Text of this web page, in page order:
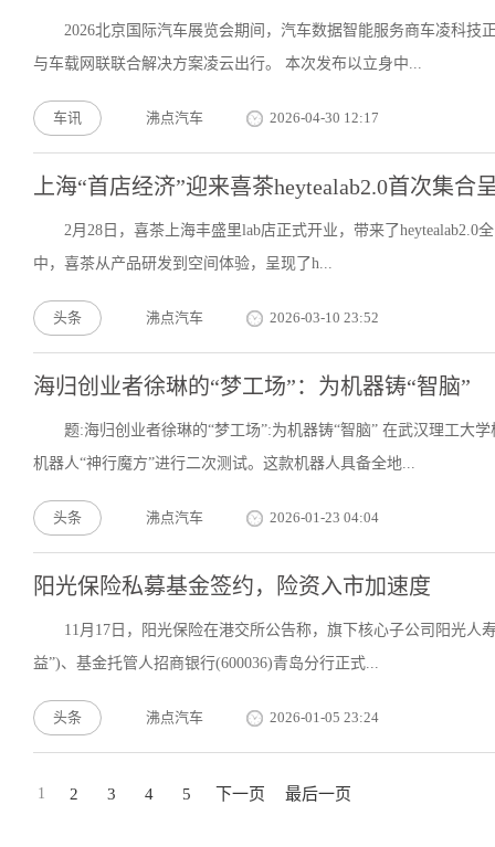
2026北京国际汽车展览会期间，汽车数据智能服务商车凌科技
与车载网联联合解决方案凌云出行。 本次发布以立身中...
车讯 沸点汽车 2026-04-30 12:17
上海“首店经济”迎来喜茶heytealab2.0首次集合
2月28日，喜茶上海丰盛里lab店正式开业，带来了
中，喜茶从产品研发到空间体验，呈现了h...
头条 沸点汽车 2026-03-10 23:52
海归创业者徐琳的“梦工场”：为机器铸“智脑”
题:海归创业者徐琳的“梦工场”:为机器铸“智脑” 在武汉理工大
机器人“神行魔方”进行二次测试。这款机器人具备全地...
头条 沸点汽车 2026-01-23 04:04
阳光保险私募基金签约，险资入市加速度
11月17日，阳光保险在港交所公告称，旗下核心子公司阳光
益”)、基金托管人招商银行(600036)青岛分行正式...
头条 沸点汽车 2026-01-05 23:24
1 2 3 4 5 下一页 最后一页